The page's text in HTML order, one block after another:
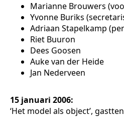
Marianne Brouwers
Yvonne Buriks
Adriaan Stapelkamp
Riet Buuron
Dees Goosen
Auke van der Heide
Jan Nederveen
15 januari 2006:
‘Het model als object’,